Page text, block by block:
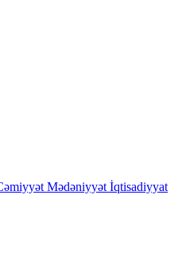
Mədəniyyət İqtisadiyyat